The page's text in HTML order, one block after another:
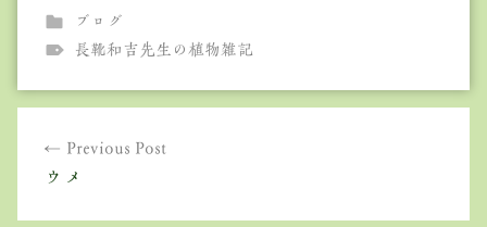
ブログ
長靴和吉先生の植物雑記
Previous Post
ウメ